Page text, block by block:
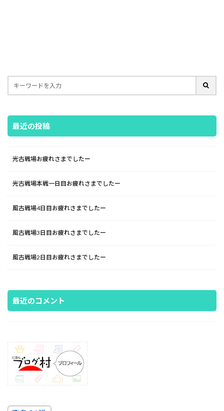
最近の投稿
光古戦場お疲れさまでしたー
光古戦場本戦一日目お疲れさまでしたー
風古戦場4日目お疲れさまでしたー
風古戦場3日目お疲れさまでしたー
風古戦場2日目お疲れさまでしたー
最近のコメント